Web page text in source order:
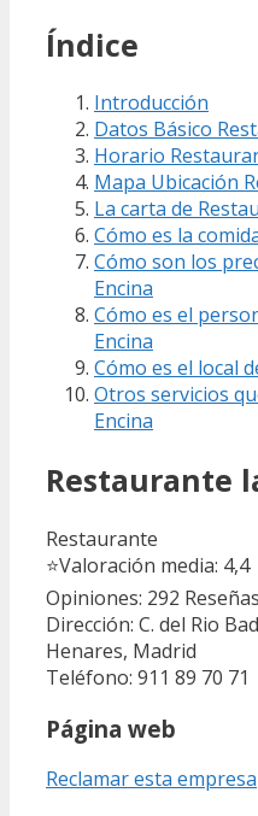
Índice
Introducción
Datos Básico
Horario
Mapa Ubicación
La carta de
Cómo es la
Cómo son los
Encina
Cómo es el
Encina
Cómo es el local
Otros servicios
Encina
Restaurante
Restaurante
⭐Valoración media: 4,4
Opiniones: 292 Reseñas
Dirección: C. del Rio
Henares, Madrid
Teléfono: 911 89 70 71
Página web
Reclamar esta empresa